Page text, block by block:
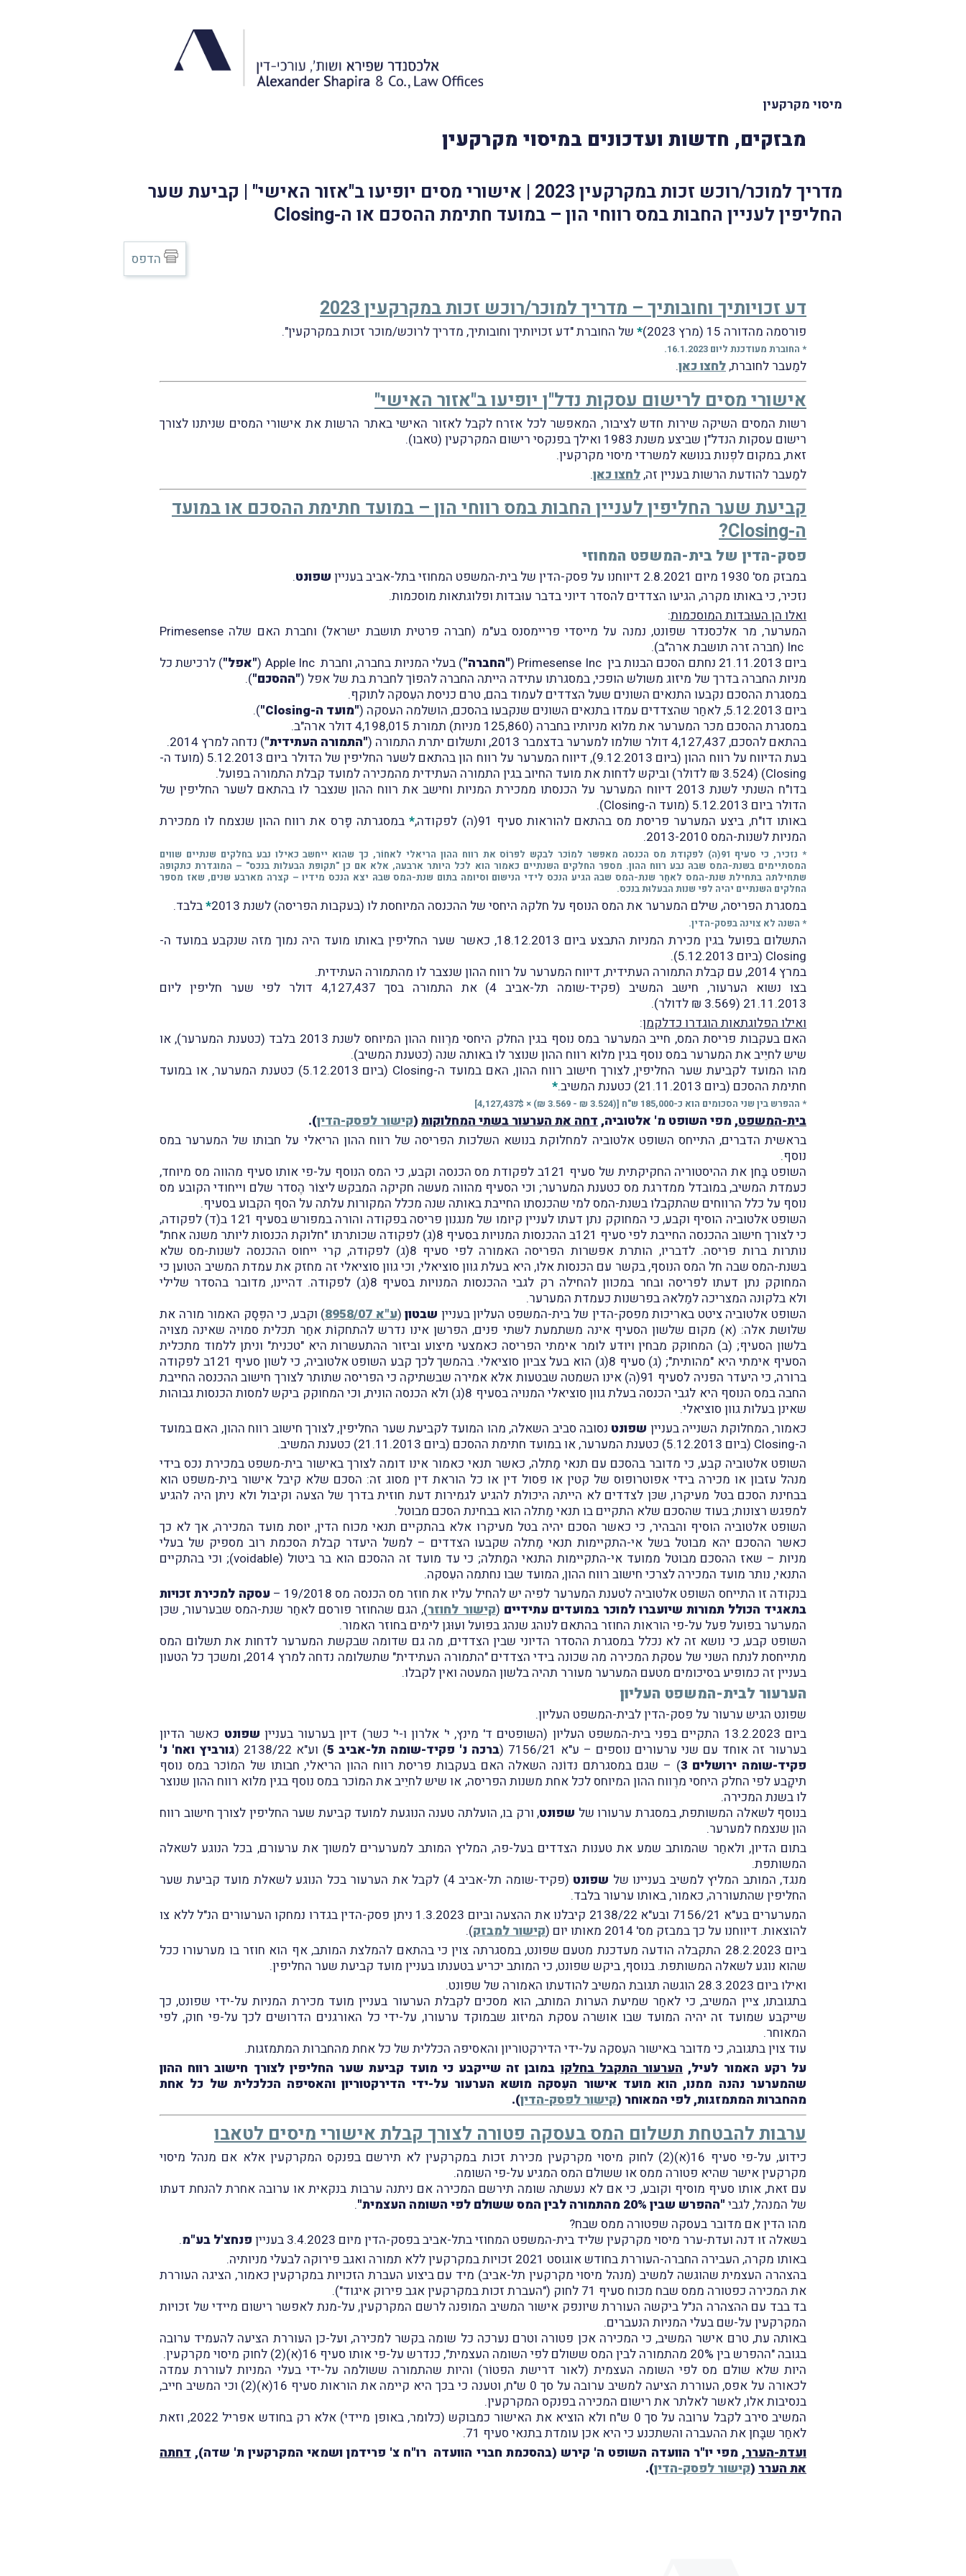
מיסוי מקרקעין
מבזקים, חדשות ועדכונים במיסוי מקרקעין
מדריך למוכר/רוכש זכות במקרקעין 2023 | אישורי מסים יופיעו ב"אזור האישי" | קביעת שער
החליפין לעניין החבות במס רווחי הון – במועד חתימת ההסכם או ה-Closing
דע זכויותיך וחובותיך – מדריך למוכר/רוכש זכות במקרקעין 2023
פורסמה מהדורה 15 (מרץ 2023) * של החוברת "דע זכויותיך וחובותיך, מדריך לרוכש/מוכר זכות במקרקעין".
* החוברת מעודכנת ליום 16.1.2023.
למַעבר לחוברת,לחצו כאן.
אישורי מסים לרישום עסקות נדל"ן יופיעו ב"אזור האישי"
רשות המסים השיקה שירות חדש לציבור, המאפשר לכל אזרח לקבל לאזור האישי באתר הרשות את אישורי המסים שניתנו לצורך
רישום עסקות הנדל"ן שביצע משנת 1983 ואילך בפנקסי רישום המקרקעין (טאבו).
זאת, במקום לפְנות בנושא למשרדי מיסוי מקרקעין.
למַעבר להודעת הרשות בעניין זה,לחצו כאן.
קביעת שער החליפין לעניין החבות במס רווחי הון – במועד חתימת ההסכם או במועד
ה-Closing?
פסק-הדין של בית-המשפט המחוזי
במבזק מס' 1930 מיום 2.8.2021 דיווחנו על פסק-הדין של בית-המשפט המחוזי בתל-אביב בעניין שפונט.
נזכיר, כי באותו מקרה, הגיעו הצדדים להסדר דיוני בדבר עוּבדות ופלוגתאות מוסכמות.
ואלו הן העוּבדות המוסכמות:
המערער, מר אלכסנדר שפונט, נמנה על מייסדי פריימסנס בע"מ (חברה פרטית תושבת ישראל) וחברת האם שלה Primesense
Inc (חברה זרה תושבת ארה"ב).
ביום 21.11.2013 נחתם הסכם הבנות בין
Primesense Inc
("החברה") בעלי המניות בחברה, וחברת Apple Inc
("אפל") לרכישת כל
מניות החברה בדרך של מיזוג משולש הופכי, במסגרתו עתידה הייתה החברה להפוֹך לחברת בת של אפל ("ההסכם").
במסגרת ההסכם נקבעו התנאים השונים שעל הצדדים לעמוד בהם, טרם כניסת העִסקה לתוקף.
ביום 5.12.2013, לאחַר שהצדדים עמדו בתנאים השונים שנקבעו בהסכם, הושלמה העסקה (
"מועד ה-Closing
"
).
במסגרת ההסכם מכר המערער את מלוא מניותיו בחברה (125,860 מניות) ת
מורת 4,198,015 דולר ארה"ב.
בהתאם להסכם, 4,127,437 דולר שולמו למערער בדצמבר 2013, ותשלום יתרת התמורה (
"התמורה העתידית") נדחה למרץ 2014.
בעת הדיווח על רווח ההון (ביום 9.12.2013), דיווח המערער על רווח הון בהתאם לשער החליפין של הדולר ביום 5.12.2013
(מועד ה-
Closing) (3.524 ₪ לדולר) וביקש
לדחות את מועד החיוב בגין התמורה העתידית מהמכירה למועד קבלת התמורה בפועל.
בדו"ח השנתי לשנת 2013 דיווח המערער על הכנסתו ממכירת המניות וחישב את רווח ההון שנצבר לו בהתאם לשער החליפין של
הדולר ביום 5.12.2013
(מועד ה-Closing).
באותו דו"ח, ביצע המערער פריסת מס בהתאם להוראות סעיף 91(ה) לפקודה,
*במסגרתה פָּרס את רווח ההון שנצמח לו ממכירת
המניות לשנות-המס 2013-2010.
* נזכיר, כי
סעיף 91(ה) לפקודת מס הכנסה מאפשר למוֹכר לבקש לפרוֹס את רווח ההון הריאלי לאחוֹר, כך שהוא ייחשב כאילו נבע בחלקים שנתיים שווים
המסתיימים בשנת-המס שבהּ נבע רווח ההון. מספר החלקים השנתיים כאמור הוא לכל היותר ארבעה, אלא אם כן "תקופת הבעלות בנכס" – המוגדרת כתקופה
שתחילתה בתחילת שנת-המס לאחַר שנת-המס שבהּ הגיע הנכס לידי הנישום וסיומה בתום שנת-המס שבהּ יצא הנכס מידיו – קצרה מארבע שנים, שאז מספר
החלקים השנתיים יהיה לפי שנות הבעלוּת בנכס.
במסגרת הפריסה, שילם המערער את המס הנוסף על חלקהּ היחסי של ההכנסה המיוחסתלו (בעקבות הפריסה) לשנת 2013 *בלבד.
* השנה לא צוינה בפסק-הדין.
התשלום בפועל בגין מכירת המניות התבצע ביום 18.12.2013, כאשר שער החליפין באותו מועד היה נמוך מזה שנקבע במועד ה-
Closing (ביום 5.12.2013).
במרץ 2014, עם קבלת התמורה העתידית, דיווח המערער על רווח ההון שנצבר לו מהתמורה העתידית.
בצו נשוא הערעור, חישב המשיב (פקיד-שומה תל-אביב 4) את התמורה בסך 4,127,437 דולר לפי שער חליפין ליום
21.11.2013 (3.569 ₪ לדולר).
ואילו הפלוגתאות הוגדרו כדלקמן:
האם בעקבות פריסת המס, חייב המערער במס נוסף בגין החלק היחסי מרֶווח ההון המיוחס לשנת 2013 בלבד (כטענת המערער), או
שיש לחיֵיב את המערער במס נוסף בגין מלוא רווח ההון שנוצר לו באותה שנה (כטענת המשיב).
מהו המועד לקביעת שער החליפין, לצורך חישוב רווח ההון, האם במועד ה-Closing (ביום 5.12.2013) כטענת המערער, או במועד
חתימת ההסכם (ביום 21.11.2013) כטענת המשיב.
*
* ההפרש בין שני הסכומים הוא כ-185,000 ש"ח [(3.524 ₪ - 3.569 ₪) × 4,127,437$]
בית-המשפט, מפי השופט מ' אלטוביה,דחה את הערעור בשתי המחלוקות (קישור לפסק-הדין).
בראשית הדברים, התייחס השופט אלטוביה למחלוקת בנושא השלכות הפריסה של רווח ההון הריאלי על חבותו של המערער במס
נוסף.
השופט בָּחן את ההיסטוריה החקיקתית של סעיף 121ב לפקודת מס הכנסה וקבע, כי המס הנוסף על-פי אותו סעיף מהווה מס מיוחד,
כעמדת המשיב, במובדל ממדרגת מס כטענת המערער; וכי הסעיף מהווה מעשה חקיקה המבקש ליצוֹר הֶסדר שלם וייחודי הקובע מס
נוסף על כלל הרווחים שהתקבלו בשנת-המס למי שהכנסתו החייבת באותה שנה מכלל המקורות עלתה על הסף הקבוע בסעיף.
השופט אלטוביה הוסיף וקבע, כי המחוקק נתן דעתו לעניין קיומו של מנגנון פריסה בפקודה והורה במפורש בסעיף 121 ב(ד) לפקודה,
כי לצורך חישוב ההכנסה החייבת לפי סעיף 121ב ההכנסות המנויות בסעיף 8(ג) לפקודה שכותרתו "חלוקת הכנסות ליותר משנה אחת"
נותרות ברות פריסה. לדבריו, הותרת אפשרות הפריסה האמורה לפי סעיף 8(ג) לפקודה, קרי ייחוס ההכנסה לשנות-מס שלא
בשנת-המס שבה חל המס הנוסף, בקשר עם הכנסות אלו, היא בעלת גוון סוציאלי, וכי גוון סוציאלי זה מחזק את עמדת המשיב הטוען כי
המחוקק נתן דעתו לפריסה ובחר במכוון להחילה רק לגבי ההכנסות המנויות בסעיף 8(ג) לפקודה. דהיינו, מדובר בהסדר שלילי
ולא בלקונה המצריכה למַלאהּ בפרשנות כעמדת המערער.
השופט אלטוביה ציטט באריכות מפסק-הדין של בית-המשפט העליון בעניין שבטון(ע"א 8958/07
) וקבע, כי הפְּסָק האמור מורה את
שלושת אלה: (א) מקום שלשון הסעיף אינה משתמעת לשתי פנים, הפרשן אינו נדרש להתחקוֹת אחַר תכלית סמויה שאינה מצויה
בלשון הסעיף; (ב) המחוקק מבחין ויודע לומר אימתי הפריסה כאמצעי מיצוע וביזור ההתעשרות היא "טכנית" וניתן ללמוד מתכלית
הסעיף אימתי היא "מהותית"; (ג) סעיף 8(ג) הוא בעל צביון סוציאלי. בהמשך לכך קבע השופט אלטוביה, כי לשון סעיף 121ב לפקודה
ברורה, כי היעדר הפניה לסעיף 91(ה) אינו השמטה שבטעות אלא אמירה שבשתיקה כי הפריסה שתותר לצורך חישוב ההכנסה החייבת
החבה במס הנוסף היא לגבי הכנסה בעלת גוון סוציאלי המנויה בסעיף 8(ג) ולא הכנסה הונית, וכי המחוקק ביקש למסות הכנסות גבוהות
שאינן בעלות גוון סוציאלי.
כאמור, המחלוקת השנייה בעניין שפונט נסובה סביב השאלה, מהו המועד לקביעת שער החליפין, לצורך חישוב רווח ההון, האם במועד
ה-Closing (ביום 5.12.2013) כטענת המערער, או במועד חתימת ההסכם (ביום 21.11.2013) כטענת המשיב.
השופט אלטוביה קבע, כי מדובר בהסכם עם תנאי מַתלה, כאשר תנאי כאמור אינו דומה לצורך באישור בית-משפט במכירת נכס בידי
מנהל עזבון או מכירה בידי אפוטרופוס של קטין או פסול דין או כל הוראת דין מסוג זה: הסכם שלא קיבל אישור בית-משפט הוא
בבחינת הסכם בטל מעיקרו, שכּן לצדדים לא הייתה היכולת להגיע לגמירות דעת חוזית בדרך של הצעה וקיבול ולא ניתן היה להגיע
למפגש רצונות; בעוד שהסכם שלא התקיים בו תנאי מַתלה הוא בבחינת הסכם מבוטל.
השופט אלטוביה הוסיף והבהיר, כי כאשר הסכם יהיה בטל מעיקרו אלא בהתקיים תנאי מכוח הדין, יוסת מועד המכירה, אך לא כך
כאשר ההסכם יהא מבוטל בשל אי-התקיימות תנאי מַתלה שקבעו הצדדים – למשל היעדר קבלת הסכמת רוב מספיק של בעלי
מניות – שאז ההסכם מבוטל ממועד אי-התקיימות התנאי המַתלה; כי עד מועד זה ההסכם הוא בר ביטול (voidable); וכי
בהתקיים
התנאי, נותר מועד המכירה לצרכי חישוב רווח ההון, המועד שבו נחתמה העִסקה.
בנקודה זו התייחס השופט אלטוביה לטענת המערער לפיה יש להחיל עליו את חוזר מס הכנסה מס 19/2018 –
עסקה למכירת זכויות
בתאגיד הכולל תמורות שיועברו למוכר במועדים עתידיים (קישור לחוזר), הגם שהחוזר פורסם לאחַר שנת-המס שבערעור, שכּן
המערער בפועל פעל על-פי הוראות החוזר בהתאם לנוהג שנהג בפועל ועוּגן לימים בחוזר האמור.
השופט קבע, כי נושא זה לא נכלל במסגרת ההסדר הדיוני שבין הצדדים, מה גם שדומה שבקשת המערער לדחות את תשלום המס
מתייחסת לנתח השני של עסקת המכירה מה שכונה בידי הצדדים "התמורה העתידית" שתשלומה נדחה למרץ 2014, ומשכך כל הטעון
בעניין זה כמופיע בסיכומים מטעם המערער מעורר תהיה בלשון המעטה ואין לקבלו.
הערעור לבית-המשפט העליון
שפונט הגיש ערעור על פסק-הדין לבית-המשפט העליון.
ביום 13.2.2023 התקיים בפני בית-המשפט העליון (השופטים ד' מינץ, י' אלרון ו-י' כשר) דיון בערעור בעניין
שפונט כאשר הדיון
בערעור זה אוחד עם שני ערעורים נוספים – ע"א 7156/21 (
ברכה נ' פקיד-שומה תל-אביב 5 ) וע"א 2138/22 (
גורביץ ואח' נ'
פקיד-שומה ירושלים 3
) – שגם במסגרתם נדוֹנה השאלה האם בעקבות פריסת רווח ההון הריאלי, חבותו של המוֹכר במס נוסף
תיקָבע לפי החלק היחסי מרֶווח ההון המיוחס לכל אחת משנות הפריסה, או שיש לחיֵיב את המוֹכר במס נוסף בגין מלוא רווח ההון שנוצר
לו בשנת המכירה.
בנוסף לשאלה המשותפת, במסגרת ערעורו של שפונט, ורק בו, הועלתה טענה הנוגעת למועד קביעת שער החליפין לצורך חישוב רווח
הון שנצמח למערער.
בתום הדיון, ולאחַר שהמותב שמע את טענות הצדדים בעל-פה, המליץ המותב למערערים למשוך את ערעורם, בכל הנוגע לשאלה
המשותפת.
מנגד, המותב המליץ למשיב בעניינו של שפונט
(פקיד-שומה תל-אביב 4) לקבל את הערעור בכל הנוגע לשאלת מועד קביעת שער
החליפין שהתעוררה, כאמור, באותו ערעור בלבד.
המערערים בע"א 7156/21 ובע"א 2138/22 קיבלנו את ההצעה וביום 1.3.2023 ניתן פסק-הדין בגדרו נמחקו הערעורים הנ"ל ללא צו
להוצאות. דיווחנו על כך במבזק מס' 2014 מאותו יום (
קישור למבזק).
ביום 28.2.2023 התקבלה הודעה מעדכנת מטעם שפונט, במסגרתה צוין כי בהתאם להמלצת המותב, אף הוא חוזר בו מערעורו ככל
שהוא נוגע לשאלה המשותפת. בנוסף, ביקש שפונט, כי המותב יכריע בטענתו בעניין מועד קביעת שער החליפין.
ואילו ביום 28.3.2023 הוגשה תגובת המשיב להודעתו האמורה של שפונט.
בתגובתו, ציין המשיב, כי לאחַר שמיעת הערות המותב, הוא מסכים לקבלת הערעור בעניין מועד מכירת המניות על-ידי שפונט, כך
שייקבע שמועד זה יהיה המועד שבו אושרה עסקת המיזוג שבמוקד ערעורו, על-ידי כל האורגנים הדרושים לכך על-פי חוק, לפי
המאוחר.
עוד צוין בתגובה, כי מדובר באישור העִסקה על-ידי הדירקטוריון והאסיפה הכללית של כל אחת מהחברות המתמזגות.
על רקע האמור לעיל,הערעור התקבל בחלקובמובן זה שייקבע כי מועד קביעת שער החליפין לצורך חישוב רווח ההון
שהמערער נהנה ממנו, הוא מועד אישור העִסקה מושא הערעור על-ידי הדירקטוריון והאסיפה הכלכלית של כל אחת
מהחברות המתמזגות, לפי המאוחר (קישור לפסק-הדין).
ערבות להבטחת תשלום המס בעסקה פטורה לצורך קבלת אישורי מיסים לטאבו
כידוע, על-פי סעיף 16(א)(2) לחוק מיסוי מקרקעין מכירת זכות במקרקעין לא תירשם בפנקס המקרקעין אלא אם מנהל מיסוי
מקרקעין אישר שהיא פטורה ממס או ששולם המס המגיע על-פי השומה.
עם זאת, אותו סעיף מוסיף וקובע, כי אם לא נעשתה שומה תירשם המכירה אם ניתנה ערבות בנקאית או ערובה אחרת להנחת דעתו
של המנהל, לגבי "ההפרש שבין 20% מהתמורה לבין המס ששולם לפי השומה העצמית"
.
מהו הדין אם מדובר בעסקה שפטורה ממס שבח?
בשאלה זו דנה ועדת-ערר מיסוי מקרקעין שליד בית-המשפט המחוזי בתל-אביב בפסק-הדין מיום 3.4.2023 בעניין
פנחצ'ל בע"מ.
באותו מקרה, העבירה החברה-העוררת בחודש אוגוסט 2021 זכויות במקרקעין ללא תמורה ואגב פירוקה לבעלי מניותיה.
​בהצהרה העצמית שהוגשה למשיב (מנהל מיסוי מקרקעין תל-אביב) מיד עם ביצוע העברת הזכויות במקרקעין כאמור, הציגה העוררת
את המכירה כפטורה ממס שבח מכוח סעיף 71 לחוק ("העברת זכות במקרקעין אגב פירוק איגוד").
בד בבד עם ההצהרה הנ"ל ביקשה העוררת שיונפק אישור המשיב המופנה לרשם המקרקעין, על-מנת לאפשר רישום מיידי של זכויות
המקרקעין על-שם בעלי המניות הנעברים.
באותה עת, טרם אישר המשיב, כי המכירה אכן פטורה וטרם נערכה כל שומה בקשר למכירה, ועל-כן העוררת הציעה להעמיד ערובה
בגובה "ההפרש בין 20% מהתמורה לבין המס ששולם לפי השומה העצמית", כנדרש על-פי אותו סעיף 16(א)(2) לחוק מיסוי מקרקעין.
היות שלא שולם מס לפי השומה העצמית (לאור דרישת הפטוֹר) והיות שהתמורה ששולמה על-ידי בעלי המניות לעוררת עמדה
לכאורה על אפס, העוררת הציעה למשיב ערובה על סך 0 ש"ח, וטענה כי בכך היא קיימה את הוראות סעיף 16(א)(2) וכי המשיב חייב,
בנסיבות אלו, לאשר לאלתר את רישום המכירה בפנקס המקרקעין.
המשיב סירב לקבל ערובה על סך 0 ש"ח ולא הוציא את האישור כמבוקש (כלומר, באופן מיידי) אלא רק בחודש אפריל 2022, וזאת
לאחַר שבָּחן את ההעברה והשתכנע כי היא אכן עומדת בתנאי סעיף 71.
ועדת-הערר, מפי יו"ר הוועדה השופט ה' קירש (בהסכמת חברי הוועדה רו"ח צ' פרידמן ושמאי המקרקעין ת' שדה), דחתה
את הערר (קישור לפסק-הדין).